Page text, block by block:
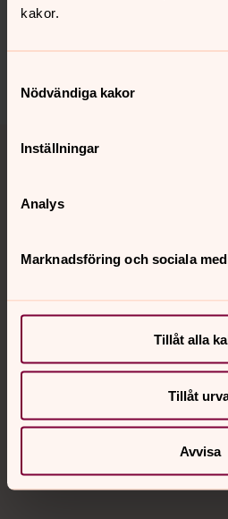
kakor.
Nödvändiga kakor
Inställningar
Analys
Marknadsföring och sociala
Tillåt alla
Tillåt
Avvisa
aten@svenskakyrkan.se
Hitta snabbt
Sociala kanaler